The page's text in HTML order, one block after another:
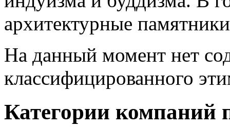
На данный момент нет
классифицированного
Категории компаний